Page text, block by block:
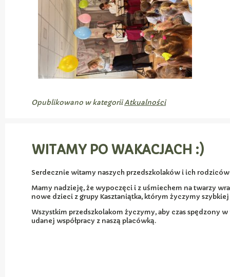
Opublikowano w kategoriiAtkualności
WITAMY PO WAKACJACH :)
Serdecznie witamy naszych przedszkolaków i ich
Mamy nadzieję, że wypoczęci i z uśmiechem na twarzy
nowe dzieci z grupy Kasztaniątka, którym życzymy
Wszystkim przedszkolakom życzymy, aby czas spędzony
udanej współpracy z naszą placówką.